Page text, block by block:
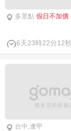
多景點 假日不加價
6天23時22分11
台中,逢甲